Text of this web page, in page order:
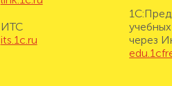
ИТС
its.1c.ru
через